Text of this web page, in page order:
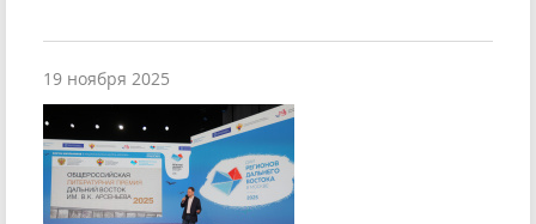
19 ноября 2025